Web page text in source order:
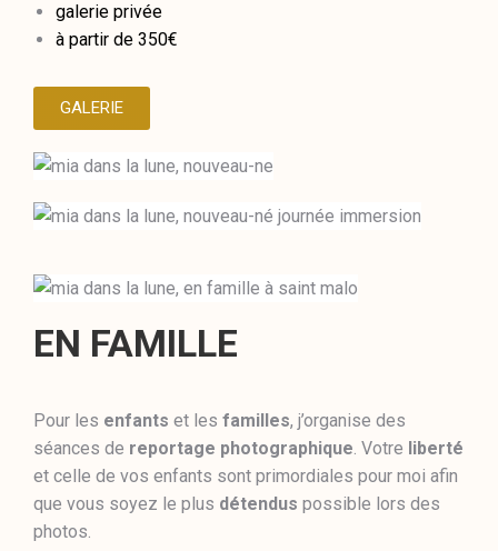
galerie privée
à partir de 350€
GALERIE
EN FAMILLE
Pour les enfants et les familles, j’organise des
séances de reportage photographique. Votre liberté
et celle de vos enfants sont primordiales pour moi afin
que vous soyez le plus détendus possible lors des
photos.